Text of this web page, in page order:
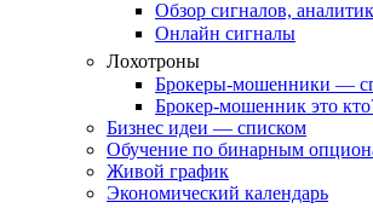
Обзор сигналов,
Онлайн сигналы
Лохотроны
Брокеры-мошенники —
Брокер-мошенник это
Бизнес идеи — списком
Обучение по бинарным
Живой график
Экономический календарь